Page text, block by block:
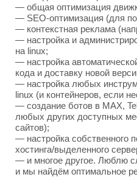
— общая оптимизация
— SEO-оптимизация (для
— контекстная реклама
— настройка и
на linux;
— настройка
кода и доставку новой
— настройка любых
linux (и контейнеров, если
— создание ботов в MAX,
любых других доступных
сайтов);
— настройка собственного
хостинга/выделенного
— и многое другое. Люблю
и мы найдём оптимальное